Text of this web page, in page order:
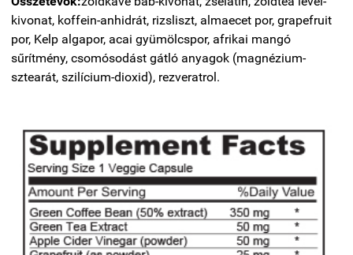
kivonat, koffein-anhidrát, rizsliszt, almaecet por, grapefruit
por, Kelp algapor, acai gyümölcspor, afrikai mangó
sűrítmény, csomósodást gátló anyagok (magnézium-
sztearát, szilícium-dioxid), rezveratrol.